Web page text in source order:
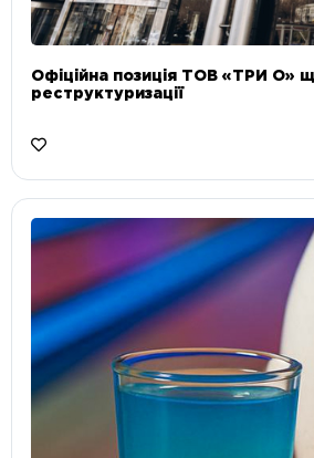
Офіційна позиція ТОВ «ТРИ О»
реструктуризації